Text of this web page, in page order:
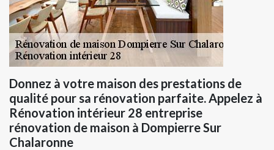
Donnez à votre maison des prestations de
qualité pour sa rénovation parfaite. Appelez à
Rénovation intérieur 28 entreprise
rénovation de maison à Dompierre Sur
Chalaronne